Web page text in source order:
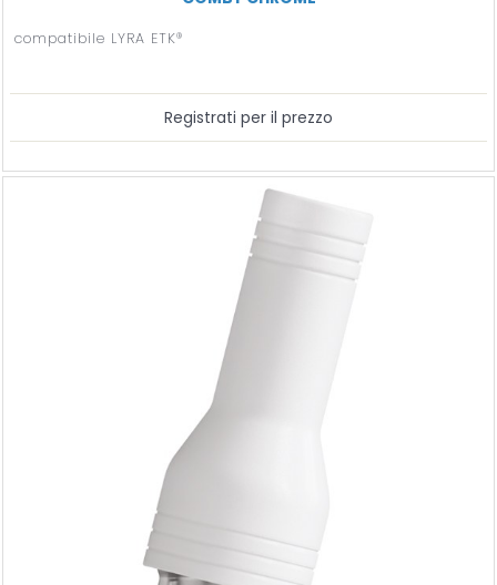
compatibile LYRA ETK®
Registrati per il prezzo